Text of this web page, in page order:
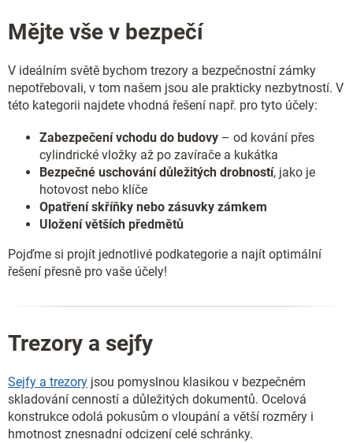
p
r
k
y
v
p
i
s
u
Mějte vše v bezpečí
V ideálním světě bychom trezory a bezpečnostní zámky
nepotřebovali, v tom našem jsou ale prakticky nezbytností. V
této kategorii najdete vhodná řešení např. pro tyto účely:
Zabezpečení vchodu do budovy – od kování přes
cylindrické vložky až po zavírače a kukátka
Bezpečné uschování důležitých drobností, jako je
hotovost nebo klíče
Opatření skříňky nebo zásuvky zámkem
Uložení větších předmětů
Pojďme si projít jednotlivé podkategorie a najít optimální
řešení přesně pro vaše účely!
Trezory a sejfy
Sejfy a trezory jsou pomyslnou klasikou v bezpečném
skladování cenností a důležitých dokumentů. Ocelová
konstrukce odolá pokusům o vloupání a větší rozměry i
hmotnost znesnadní odcizení celé schránky.